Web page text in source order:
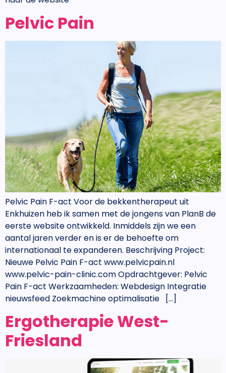
Pelvic Pain
Pelvic Pain F-act Voor de bekkentherapeut uit
Enkhuizen heb ik samen met de jongens van PlanB de
eerste website ontwikkeld. Inmiddels zijn we een
aantal jaren verder en is er de behoefte om
internationaal te expanderen. Beschrijving Project:
Nieuwe Pelvic Pain F-act www.pelvicpain.nl
www.pelvic-pain-clinic.com Opdrachtgever: Pelvic
Pain F-act Werkzaamheden: Webdesign Integratie
nieuwsfeed Zoekmachine optimalisatie […]
Ergotherapie West-
Friesland